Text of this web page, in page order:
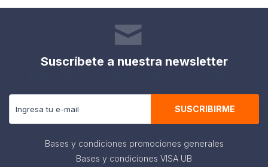
Suscríbete a nuestra newsletter
SUSCRIBIRME
Bases y condiciones promociones generales
Bases y condiciones VISA UB